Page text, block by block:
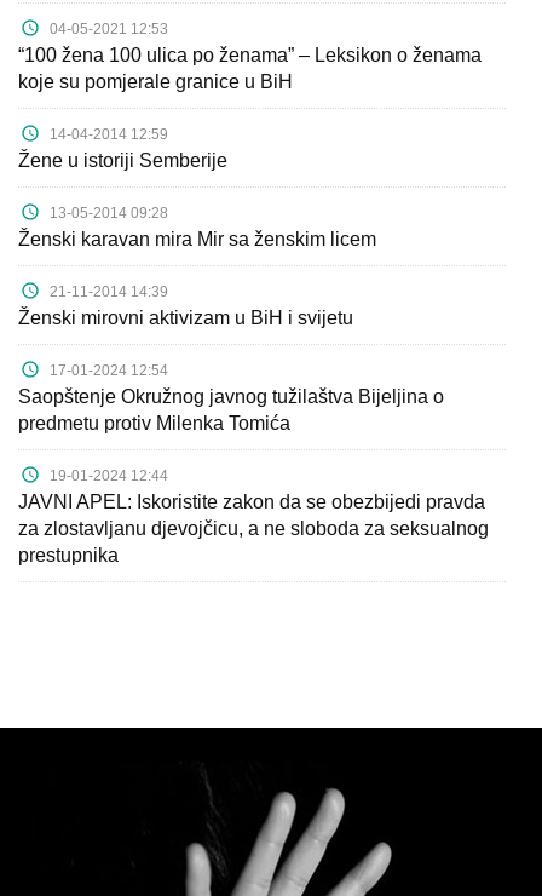
ženskim
licem
Sigurna
kuća
Pravna
pomoć
Antitrafiking
Kampanje
Dokumenti
Javni
pozivi
English
04-05-2021 12:53
“100 žena 100 ulica po ženama” – Leksikon o ženama
koje su pomjerale granice u BiH
14-04-2014 12:59
Žene u istoriji Semberije
13-05-2014 09:28
Ženski karavan mira Mir sa ženskim licem
21-11-2014 14:39
Ženski mirovni aktivizam u BiH i svijetu
17-01-2024 12:54
Saopštenje Okružnog javnog tužilaštva Bijeljina o
predmetu protiv Milenka Tomića
19-01-2024 12:44
JAVNI APEL: Iskoristite zakon da se obezbijedi pravda
za zlostavljanu djevojčicu, a ne sloboda za seksualnog
prestupnika